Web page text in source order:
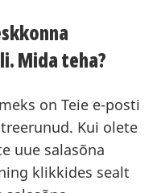
Mida teha?
on Teie e-posti
Kui olete
uue salasõna
klikkides sealt